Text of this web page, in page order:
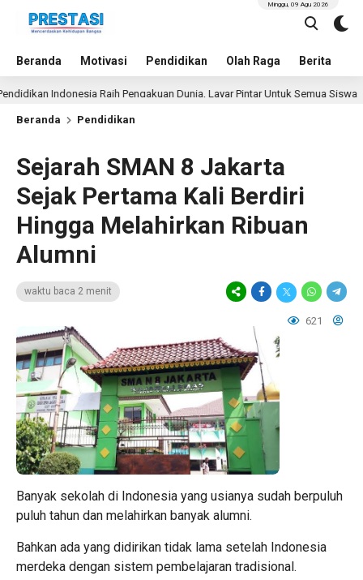
Beranda Motivasi Pendidikan Olah Raga Berita
Minggu, 09 Agu 2026
Indonesia Raih Pengakuan Dunia, Layar Pintar Untuk Semua Siswa
Beranda Pendidikan
Sejarah SMAN 8 Jakarta
Sejak Pertama Kali Berdiri
Hingga Melahirkan Ribuan
Alumni
waktu baca 2 menit
621
Banyak sekolah di Indonesia yang usianya sudah berpuluh
puluh tahun dan melahirkan banyak alumni.
Bahkan ada yang didirikan tidak lama setelah Indonesia
merdeka dengan sistem pembelajaran tradisional.